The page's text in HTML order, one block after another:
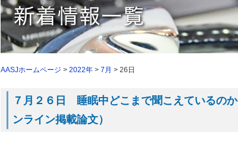
AASJホームページ > 2022年 > 7月 > 26日
７月２６日 睡眠中どこまで聞こえているの
ンライン掲載論文）